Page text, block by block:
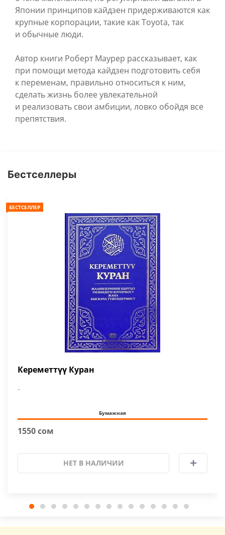
Японии принципов кайдзен придерживаются как
крупные корпорации, такие как Toyota, так
и обычные люди.
Автор книги Роберт Маурер рассказывает, как
при помощи метода кайдзен подготовить себя
к переменам, правильно относиться к ним,
сделать жизнь более увлекательной
и реализовать свои амбиции, ловко обойдя все
препятствия.
Бестселлеры
БЕСТСЕЛЛЕР
Кереметтүү Куран
-
Бумажная
1550 сом
НЕТ В НАЛИЧИИ